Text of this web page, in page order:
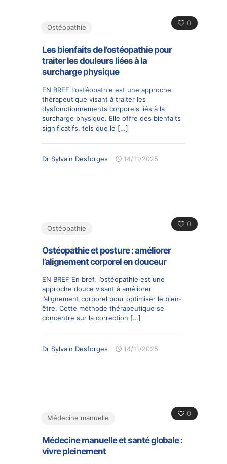
0
Ostéopathie
Les bienfaits de l’ostéopathie pour
traiter les douleurs liées à la
surcharge physique
EN BREF L’ostéopathie est une approche
thérapeutique visant à traiter les
dysfonctionnements corporels liés à la
surcharge physique. Elle offre des bienfaits
significatifs, tels que le […]
Dr Sylvain Desforges 14/11/2025
0
Ostéopathie
Ostéopathie et posture : améliorer
l’alignement corporel en douceur
EN BREF En bref, l’ostéopathie est une
approche douce visant à améliorer
l’alignement corporel pour optimiser le bien-
être. Cette méthode thérapeutique se
concentre sur la correction […]
Dr Sylvain Desforges 14/11/2025
0
Médecine manuelle
Médecine manuelle et santé globale :
vivre pleinement